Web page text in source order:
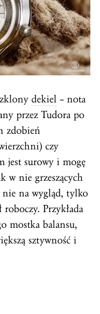
dekiel – nota
przez Tudora po
zdobień
czy
jest surowy i mogę
w nie grzeszących
nie na wygląd, tylko
Przykłada
mostka balansu,
sztywność i